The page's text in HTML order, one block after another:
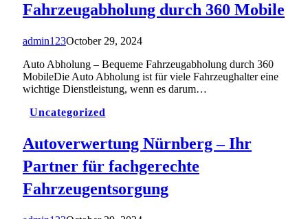
Fahrzeugabholung durch 360 Mobile
admin123October 29, 2024
Auto Abholung – Bequeme Fahrzeugabholung durch 360
MobileDie Auto Abholung ist für viele Fahrzeughalter eine
wichtige Dienstleistung, wenn es darum…
Uncategorized
Autoverwertung Nürnberg – Ihr
Partner für fachgerechte
Fahrzeugentsorgung